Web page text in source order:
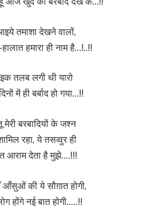
तमाशा देखने वालों,
हालात हमारा ही नाम है…!..!!
तलब लगी थी यारो
में ही बर्बाद हो गया…!!
मेरी बरबादियों के जश्न
रहा, ये तसव्वुर ही
आराम देता है मुझे….!!!
आँसुओं की ये सौग़ात होगी,
होंगे नई बात होगी…..!!